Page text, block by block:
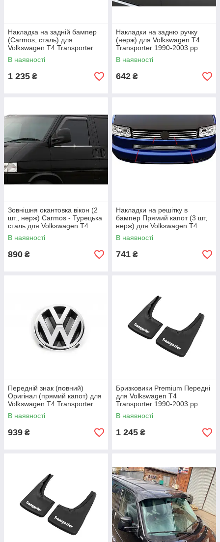
Накладка на задній бампер
(Carmos, сталь) для
Volkswagen T4 Transporter
1990-2003 рр
В наявності
1 235 ₴
Накладки на задню ручку
(нерж) для Volkswagen T4
Transporter 1990-2003 рр
В наявності
642 ₴
Зовнішня окантовка вікон (2
шт., нерж) Carmos - Турецька
сталь для Volkswagen T4
Transporter 1990-2003 рр
В наявності
890 ₴
Накладки на решітку в
бампер Прямий капот (3 шт,
нерж) для Volkswagen T4
Transporter 1990-2003 рр
В наявності
741 ₴
Передній знак (повний)
Оригінал (прямий капот) для
Volkswagen T4 Transporter
1990-2003 рр
В наявності
939 ₴
Бризковики Premium Передні
для Volkswagen T4
Transporter 1990-2003 рр
В наявності
1 245 ₴